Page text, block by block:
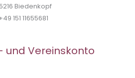
Biedenkopf
151 11655681
und Vereinskonto